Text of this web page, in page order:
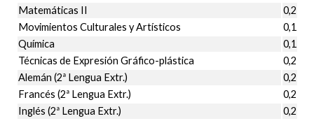
Matemáticas II
0,2
Movimientos Culturales y Artísticos
0,1
Química
0,1
Técnicas de Expresión Gráfico-plástica
0,2
Alemán (2ª Lengua Extr.)
0,2
Francés (2ª Lengua Extr.)
0,2
Inglés (2ª Lengua Extr.)
0,2